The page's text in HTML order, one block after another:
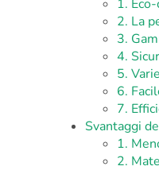
1.
2. La
3.
4.
5.
6.
7.
Svantaggi
1.
2.